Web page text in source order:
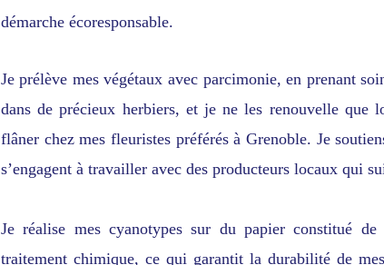
démarche écoresponsable.
Je prélève mes végétaux avec parcimonie, en prenant
dans de précieux herbiers, et je ne les renouvelle que
flâner chez mes fleuristes préférés à Grenoble. Je
s’engagent à travailler avec des producteurs locaux qui
Je réalise mes cyanotypes sur du papier constitué
traitement chimique, ce qui garantit la durabilité de